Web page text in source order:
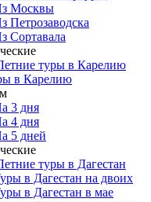
Москвы
Петрозаводска
Сортавала
туры в Карелию
в Карелию
3 дня
4 дня
5 дней
туры в Дагестан
в Дагестан на двоих
в Дагестан в мае